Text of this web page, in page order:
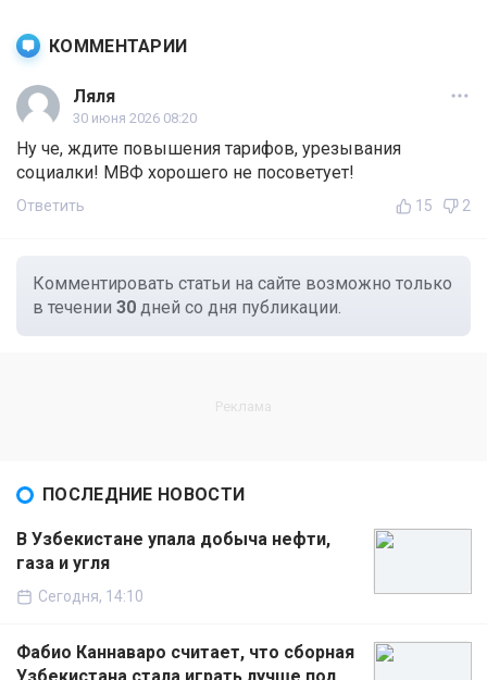
КОММЕНТАРИИ
Ляля
30 июня 2026 08:20
Ну че, ждите повышения тарифов, урезывания
социалки! МВФ хорошего не посоветует!
Ответить 15 2
Комментировать статьи на сайте возможно только
в течении 30 дней со дня публикации.
ПОСЛЕДНИЕ НОВОСТИ
В Узбекистане упала добыча нефти,
газа и угля
Сегодня, 14:10
Фабио Каннаваро считает, что сборная